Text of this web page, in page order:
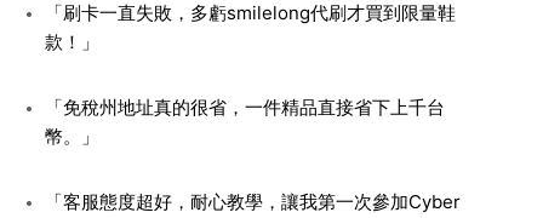
「刷卡一直失敗，多虧smilelong代刷才買到限量鞋
款！」
「免稅州地址真的很省，一件精品直接省下上千台
幣。」
「客服態度超好，耐心教學，讓我第一次參加Cyber